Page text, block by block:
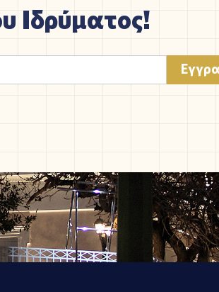
Ιδρύματος!